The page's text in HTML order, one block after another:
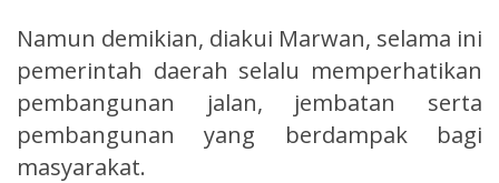
Namun demikian, diakui Marwan, selama ini
pemerintah daerah selalu memperhatikan
pembangunan jalan, jembatan serta
pembangunan yang berdampak bagi
masyarakat.